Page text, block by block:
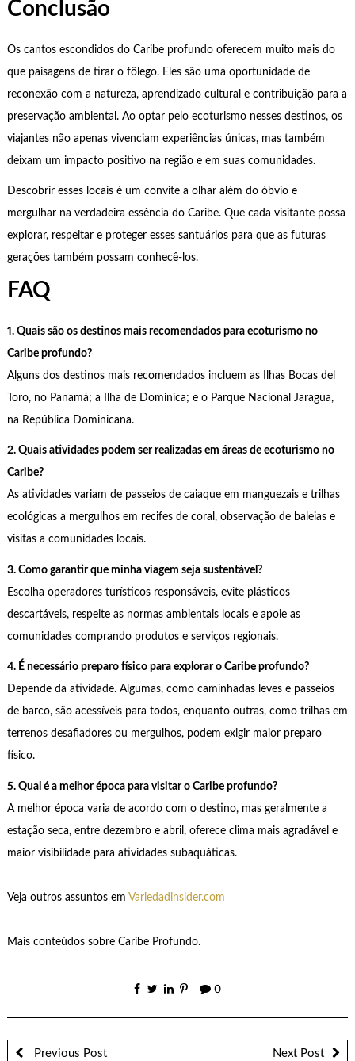
Conclusão
Os cantos escondidos do Caribe profundo oferecem muito mais do
que paisagens de tirar o fôlego. Eles são uma oportunidade de
reconexão com a natureza, aprendizado cultural e contribuição para a
preservação ambiental. Ao optar pelo ecoturismo nesses destinos, os
viajantes não apenas vivenciam experiências únicas, mas também
deixam um impacto positivo na região e em suas comunidades.
Descobrir esses locais é um convite a olhar além do óbvio e
mergulhar na verdadeira essência do Caribe. Que cada visitante possa
explorar, respeitar e proteger esses santuários para que as futuras
gerações também possam conhecê-los.
FAQ
1. Quais são os destinos mais recomendados para ecoturismo no
Caribe profundo?
Alguns dos destinos mais recomendados incluem as Ilhas Bocas del
Toro, no Panamá; a Ilha de Dominica; e o Parque Nacional Jaragua,
na República Dominicana.
2. Quais atividades podem ser realizadas em áreas de ecoturismo no
Caribe?
As atividades variam de passeios de caiaque em manguezais e trilhas
ecológicas a mergulhos em recifes de coral, observação de baleias e
visitas a comunidades locais.
3. Como garantir que minha viagem seja sustentável?
Escolha operadores turísticos responsáveis, evite plásticos
descartáveis, respeite as normas ambientais locais e apoie as
comunidades comprando produtos e serviços regionais.
4. É necessário preparo físico para explorar o Caribe profundo?
Depende da atividade. Algumas, como caminhadas leves e passeios
de barco, são acessíveis para todos, enquanto outras, como trilhas em
terrenos desafiadores ou mergulhos, podem exigir maior preparo
físico.
5. Qual é a melhor época para visitar o Caribe profundo?
A melhor época varia de acordo com o destino, mas geralmente a
estação seca, entre dezembro e abril, oferece clima mais agradável e
maior visibilidade para atividades subaquáticas.
Veja outros assuntos em Variedadinsider.com
Mais conteúdos sobre Caribe Profundo.
0
Previous Post Next Post